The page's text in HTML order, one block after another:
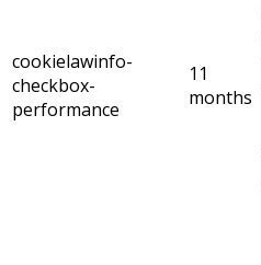
cookielawinfo-
checkbox-
performance
11
months